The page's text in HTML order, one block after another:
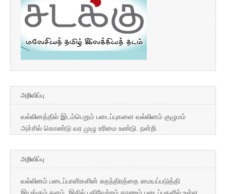
அறிவிப்பு
வல்லினத்தில் இடம்பெறும் படைப்புகளை வல்லினம் குழுமம்
அச்சில் கொண்டு வர முழு உரிமை உண்டு. நன்றி.
அறிவிப்பு
வல்லினம் படைப்பாளிகளின் சுதந்திரத்தை மையப்படுத்தி
இயங்கும் தளம். இதில் பதிவேற்றம் காணும் படைப்புகளில் உள்ள